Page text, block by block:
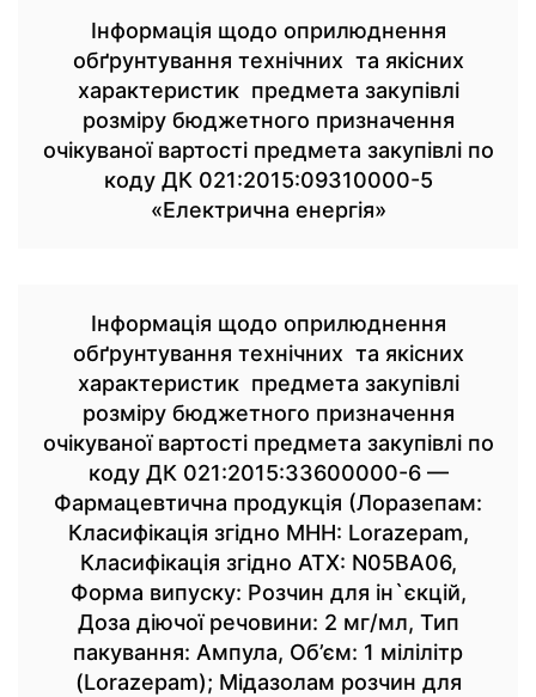
Інформація щодо оприлюднення
обґрунтування технічних та якісних
характеристик предмета закупівлі
розміру бюджетного призначення
очікуваної вартості предмета закупівлі по
коду ДК 021:2015:09310000-5
«Електрична енергія»
Інформація щодо оприлюднення
обґрунтування технічних та якісних
характеристик предмета закупівлі
розміру бюджетного призначення
очікуваної вартості предмета закупівлі по
коду ДК 021:2015:33600000-6 —
Фармацевтична продукція (Лоразепам:
Класифікація згідно МНН: Lorazepam,
Класифікація згідно АТХ: N05BA06,
Форма випуску: Розчин для ін`єкцій,
Доза діючої речовини: 2 мг/мл, Тип
пакування: Ампула, Об’єм: 1 мілілітр
(Lorazepam); Мідазолам розчин для